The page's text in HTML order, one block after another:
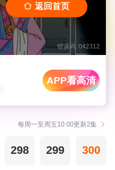
返回首页
错误码: 042312
APP看高清
每周一至周五10:00更新2集
298 299 300